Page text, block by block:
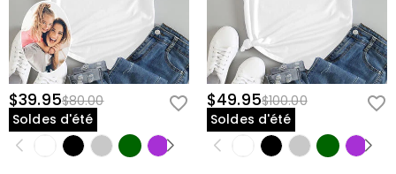
$39.95$80.00
Soldes d'été
$49.95$100.00
Soldes d'été